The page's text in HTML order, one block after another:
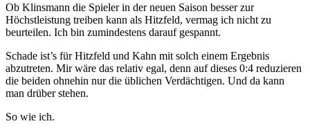
Ob Klinsmann die Spieler in der neuen Saison besser zur
Höchstleistung treiben kann als Hitzfeld, vermag ich nicht zu
beurteilen. Ich bin zumindestens darauf gespannt.
Schade ist’s für Hitzfeld und Kahn mit solch einem Ergebnis
abzutreten. Mir wäre das relativ egal, denn auf dieses 0:4 reduzieren
die beiden ohnehin nur die üblichen Verdächtigen. Und da kann
man drüber stehen.
So wie ich.